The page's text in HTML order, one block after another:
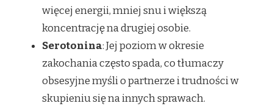
więcej energii, mniej snu i większą
koncentrację na drugiej osobie.
Serotonina: Jej poziom w okresie
zakochania często spada, co tłumaczy
obsesyjne myśli o partnerze i trudności w
skupieniu się na innych sprawach.